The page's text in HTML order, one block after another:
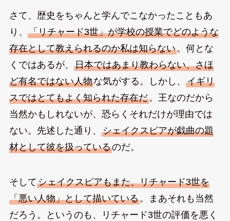
さて、歴史をちゃんと学んでこなかったこともあ
り、 「リチャード3世」が学校の授業でどのような
存在として教えられるのか私は知らない。何とな
くではあるが、 日本ではあまり教わらない、さほ
ど有名ではない人物な気がする。しかし、 イギリ
スではとてもよく知られた存在だ。王なのだから
当然かもしれないが、恐らくそれだけが理由では
ない。先述した通り、 シェイクスピアが戯曲の題
材として彼を扱っているのだ。
そしてシェイクスピアもまた、リチャード3世を
「悪い人物」として描いている。まあそれも当然
だろう。というのも、リチャード3世の評価を悪く